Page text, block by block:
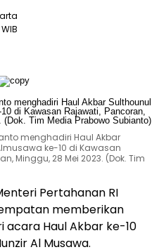
menghadiri Haul Akbar
ke-10 di Kawasan
Minggu, 28 Mei 2023. (Dok. Tim
Pertahanan RI
memberikan
Haul Akbar ke-10
Al Musawa.